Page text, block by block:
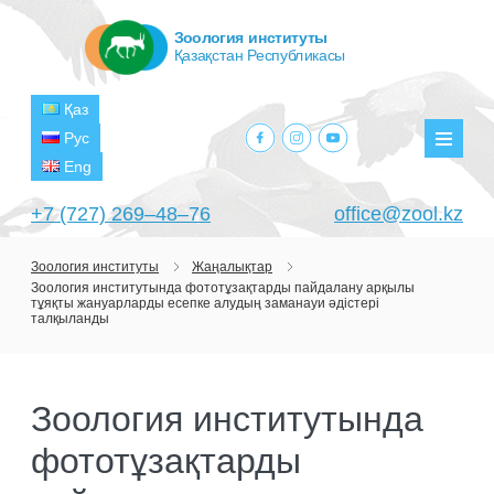
+7 (727) 269‒48‒76 office@zool.kz
Қаз
Рус
Eng
facebook.com
instagram.com
youtube.com
Зоология институты
Қазақстан Республикасы
БАСТЫ
БАСШЫЛЫҚ
ҚҰРЫЛЫМЫ
ЗЕРТХАНАЛАР
ТЕРОЛОГИЯ ЗЕРТХАНАСЫ
ҒЫЛЫМИ-ЗЕРТТЕУ ОРТАЛЫҚТАРЫ
АҒЫМДАҒЫ ЖОБАЛАР
Зоология институты
Жаңалықтар
Зоология институтында фототұзақтарды пайдалану арқылы
тұяқты жануарларды есепке алудың заманауи әдістері
талқыланды
Зоология институтында
фототұзақтарды